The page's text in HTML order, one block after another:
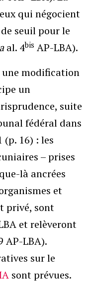
qui négocient
seuil pour le
aal. 4bis AP-LBA).
une modification
un
suite
fédéral dans
16) : les
– prises
là ancrées
et
privé, sont
et relèveront
AP-LBA).
sur le
sont prévues.